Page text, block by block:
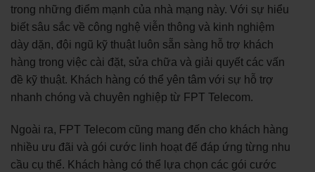
trong những điểm mạnh của nhà mạng này. Với sự hiểu
biết sâu sắc về công nghệ viễn thông và kinh nghiệm
dày dặn, đội ngũ kỹ thuật luôn sẵn sàng hỗ trợ khách
hàng trong việc cài đặt, sửa chữa và giải quyết các vấn
đề kỹ thuật. Khách hàng có thể yên tâm với sự hỗ trợ
nhanh chóng và chuyên nghiệp từ FPT Telecom.
Ngoài ra, FPT Telecom cũng mang đến cho khách hàng
nhiều ưu đãi và gói cước linh hoạt để đáp ứng từng nhu
cầu cụ thể. Khách hàng có thể lựa chọn các gói cước